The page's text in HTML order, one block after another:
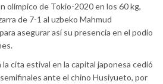
olímpico de Tokio-2020 en los 60 kg,
de 7-1 al uzbeko Mahmud
asegurar así su presencia en el podio
la cita estival en la capital japonesa cedió
ante el chino Husiyueto, por